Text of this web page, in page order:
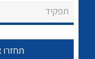
תפקיד